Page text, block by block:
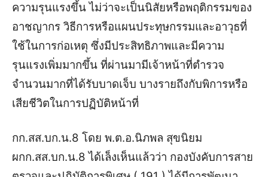
ความรุนแรงขึ้น ไม่ว่าจะเป็นนิสัยหรือพฤติกรรมของ
อาชญากร วิธีการหรือแผนประทุษกรรมและอาวุธที่
ใช้ในการก่อเหตุ ซึ่งมีประสิทธิภาพและมีความ
รุนแรงเพิ่มมากขึ้น ที่ผ่านมามีเจ้าหน้าที่ตำรวจ
จำนวนมากที่ได้รับบาดเจ็บ บางรายถึงกับพิการหรือ
เสียชีวิตในการปฏิบัติหน้าที่
กก.สส.บก.น.8 โดย พ.ต.อ.นิภพล สุขนิยม
ผกก.สส.บก.น.8 ได้เล็งเห็นแล้วว่า กองบังคับการสาย